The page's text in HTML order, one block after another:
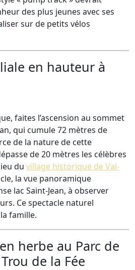
des plus jeunes avec ses
sur de petits vélos
en hauteur à
faites l’ascension au sommet
qui cumule 72 mètres de
de la nature de cette
de 20 mètres les célèbres
du village historique de Val-
la vue panoramique
lac Saint-Jean, à observer
Ce spectacle naturel
famille.
herbe au Parc de
de la Fée